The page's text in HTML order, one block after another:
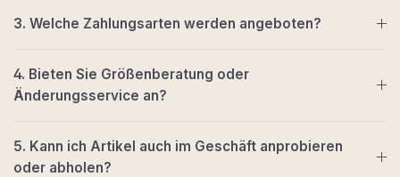
3. Welche Zahlungsarten werden angeboten?
4. Bieten Sie Größenberatung oder
Änderungsservice an?
5. Kann ich Artikel auch im Geschäft anprobieren
oder abholen?